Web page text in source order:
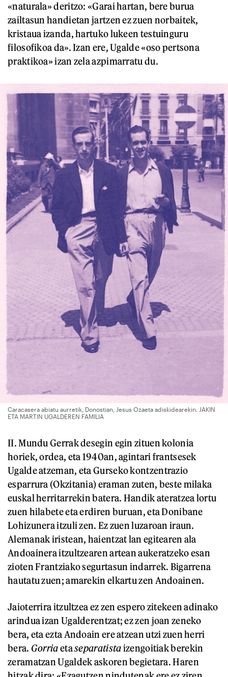
«naturala» deritzo: «Garai hartan, bere burua
zailtasun handietan jartzen ez zuen norbaitek,
kristaua izanda, hartuko lukeen testuinguru
filosofikoa da». Izan ere, Ugalde «oso pertsona
praktikoa» izan zela azpimarratu du.
Caracasera abiatu aurretik, Donostian, Jesus Ozaeta adiskidearekin. JAKIN
ETA MARTIN UGALDEREN FAMILIA
II. Mundu Gerrak desegin egin zituen kolonia
horiek, ordea, eta 1940an, agintari frantsesek
Ugalde atzeman, eta Gurseko kontzentrazio
esparrura (Okzitania) eraman zuten, beste milaka
euskal herritarrekin batera. Handik ateratzea lortu
zuen hilabete eta erdiren buruan, eta Donibane
Lohizunera itzuli zen. Ez zuen luzaroan iraun.
Alemanak iristean, haientzat lan egitearen ala
Andoainera itzultzearen artean aukeratzeko esan
zioten Frantziako segurtasun indarrek. Bigarrena
hautatu zuen; amarekin elkartu zen Andoainen.
Jaioterrira itzultzea ez zen espero zitekeen adinako
arindua izan Ugalderentzat; ez zen joan zeneko
bera, eta ezta Andoain ere atzean utzi zuen herri
bera. Gorriaetaseparatistaizengoitiak berekin
zeramatzan Ugaldek askoren begietara. Haren